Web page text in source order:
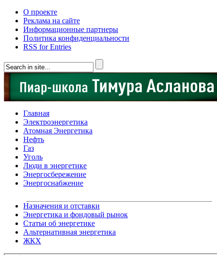
О проекте
Реклама на сайте
Информационные партнеры
Политика конфиденциальности
RSS for Entries
Главная
Электроэнергетика
Атомная Энергетика
Нефть
Газ
Уголь
Люди в энергетике
Энергосбережение
Энергоснабжение
Назначения и отставки
Энергетика и фондовый рынок
Статьи об энергетике
Альтернативная энергетика
ЖКХ